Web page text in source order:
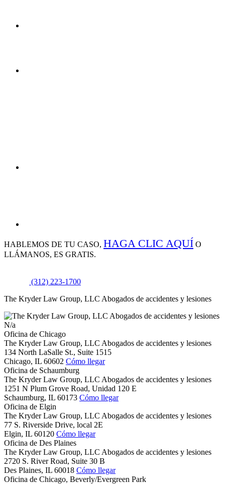
HABLEMOS DE TU CASO, HAGA CLIC AQUÍ O
LLÁMANOS, ES GRATIS.
(312) 223-1700
The Kryder Law Group, LLC Abogados de accidentes y lesiones
N/a
Oficina de Chicago
The Kryder Law Group, LLC Abogados de accidentes y lesiones
134 North LaSalle St., Suite 1515
Chicago, IL 60602 Cómo llegar
Oficina de Schaumburg
The Kryder Law Group, LLC Abogados de accidentes y lesiones
1251 N Plum Grove Road, Unidad 120 E
Schaumburg, IL 60173 Cómo llegar
Oficina de Elgin
The Kryder Law Group, LLC Abogados de accidentes y lesiones
77 S. Riverside Drive, local 2E
Elgin, IL 60120 Cómo llegar
Oficina de Des Plaines
The Kryder Law Group, LLC Abogados de accidentes y lesiones
2720 S. River Road, Suite 30 B
Des Plaines, IL 60018 Cómo llegar
Oficina de Chicago, Beverly/Evergreen Park